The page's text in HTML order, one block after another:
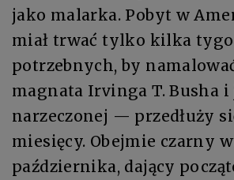
jako malarka. Pobyt w
miał trwać tylko kilka
potrzebnych, by
magnata Irvinga T. Busha i
narzeczonej — przedłuży
miesięcy. Obejmie czarny
października, dający